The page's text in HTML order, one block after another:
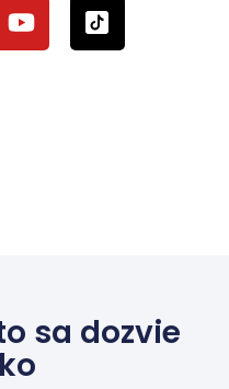
sa dozvie